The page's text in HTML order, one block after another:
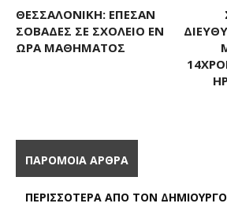
ΘΕΣΣΑΛΟΝΊΚΗ: ΈΠΕΣΑΝ
ΣΟΒΆΔΕΣ ΣΕ ΣΧΟΛΕΊΟ ΕΝ
ΏΡΑ ΜΑΘΉΜΑΤΟΣ
ΠΑΡΟΜΟΙΑ ΑΡΘΡΑ
ΠΕΡΙΣΣΟΤΕΡΑ ΑΠΟ ΤΟΝ ΔΗΜΙΟΥΡΓΟ